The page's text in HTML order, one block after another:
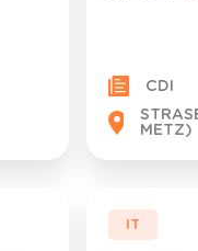
CDI
METZ)
IT